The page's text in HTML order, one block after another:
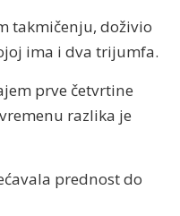
takmičenju, doživio
ima i dva trijumfa.
prve četvrtine
razlika je
prednost do